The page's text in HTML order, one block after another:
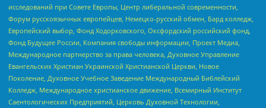
исследований при Совете Европы, Центр либеральной современности,
Форум русскоязычных европейцев, Немецко-русский обмен, Бард колледж,
Европейский выбор, Фонд Ходорковского, Оксфордский российский фонд,
Фонд Будущее России, Компания свободы информации, Проект Медиа,
Международное партнерство за права человека, Духовное Управление
Евангельских Христиан Украинской Христианской Церкви, Новое
Поколение, Духовное Учебное Заведение Международный Библейский
Колледж, Международное христианское движение, Всемирный Институт
Саентологических Предприятий, Церковь Духовной Технологии,